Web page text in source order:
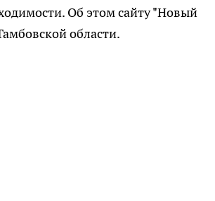
Об этом сайту "Новый
области.